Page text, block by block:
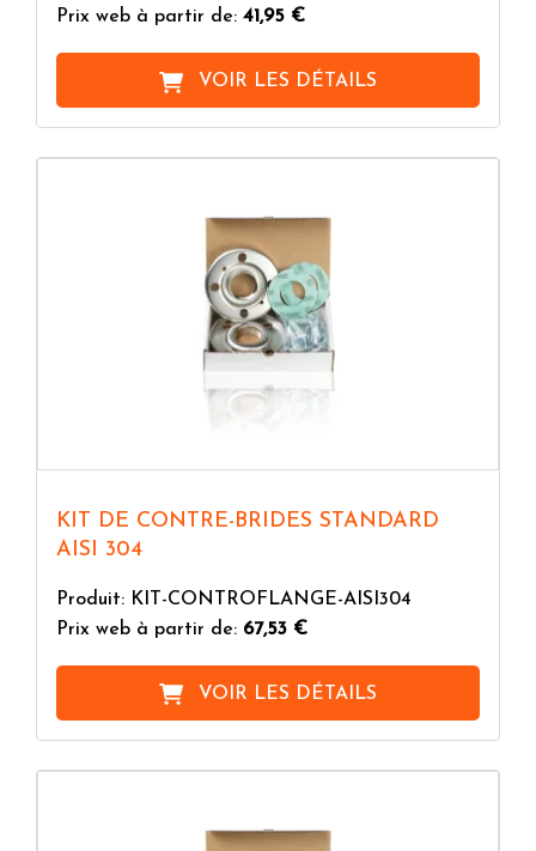
Prix web à partir de: 41,95 €
VOIR LES DÉTAILS
KIT DE CONTRE-BRIDES STANDARD
AISI 304
Produit: KIT-CONTROFLANGE-AISI304
Prix web à partir de: 67,53 €
VOIR LES DÉTAILS